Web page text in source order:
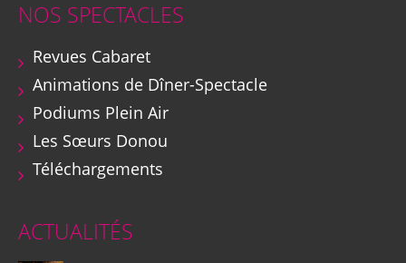
NOS SPECTACLES
Revues Cabaret
Animations de Dîner-Spectacle
Podiums Plein Air
Les Sœurs Donou
Téléchargements
ACTUALITÉS